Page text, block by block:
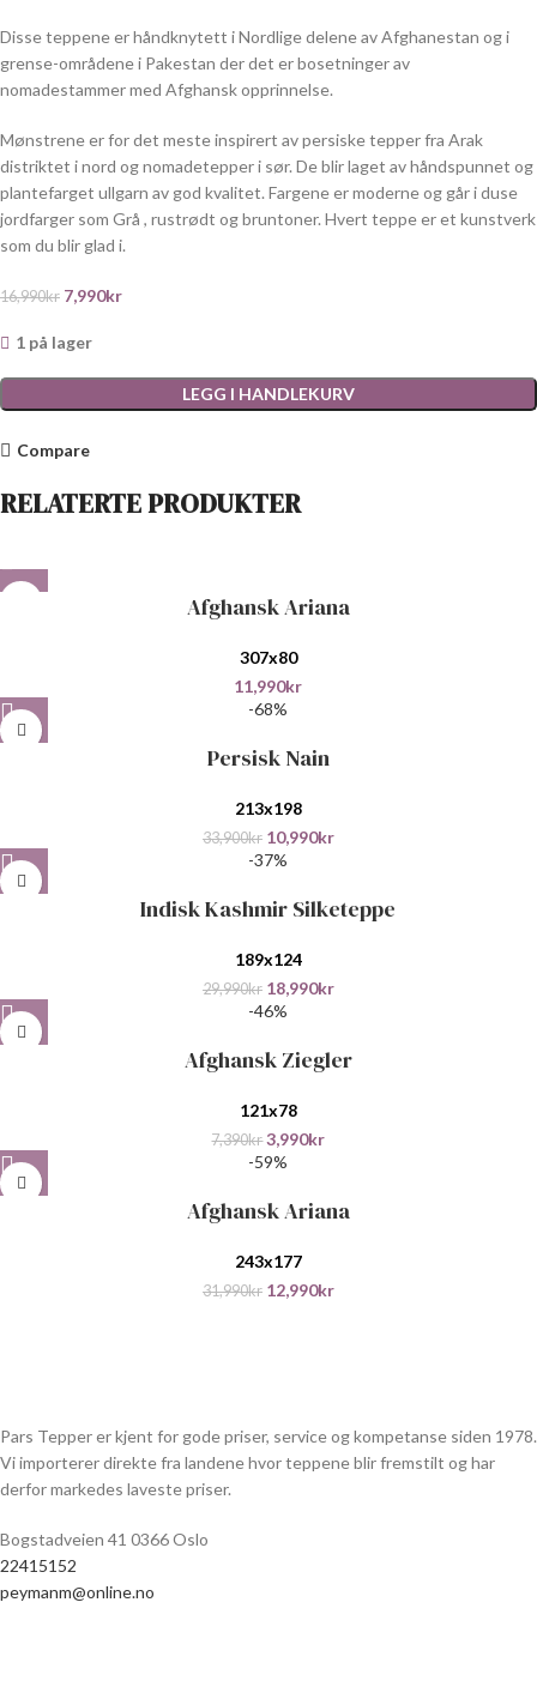
Disse teppene er håndknytett i Nordlige delene av Afghanestan og i
grense-områdene i Pakestan der det er bosetninger av
nomadestammer med Afghansk opprinnelse.
Mønstrene er for det meste inspirert av persiske tepper fra Arak
distriktet i nord og nomadetepper i sør. De blir laget av håndspunnet og
plantefarget ullgarn av god kvalitet. Fargene er moderne og går i duse
jordfarger som Grå , rustrødt og bruntoner. Hvert teppe er et kunstverk
som du blir glad i.
16,990kr 7,990kr
1 på lager
LEGG I HANDLEKURV
Compare
RELATERTE PRODUKTER
Afghansk Ariana
307x80
11,990kr
-68%
Persisk Nain
213x198
33,900kr 10,990kr
-37%
Indisk Kashmir Silketeppe
189x124
29,990kr 18,990kr
-46%
Afghansk Ziegler
121x78
7,390kr 3,990kr
-59%
Afghansk Ariana
243x177
31,990kr 12,990kr
Pars Tepper er kjent for gode priser, service og kompetanse siden 1978.
Vi importerer direkte fra landene hvor teppene blir fremstilt og har
derfor markedes laveste priser.
Bogstadveien 41 0366 Oslo
22415152
peymanm@online.no